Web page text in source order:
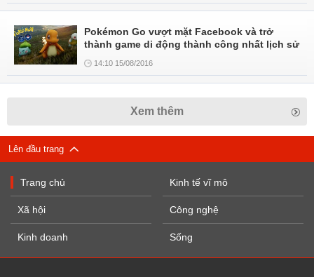
Pokémon Go vượt mặt Facebook và trở
thành game di động thành công nhất lịch sử
14:10 15/08/2016
Xem thêm
Lên đầu trang
Trang chủ
Xã hội
Kinh doanh
Kinh tế vĩ mô
Công nghệ
Sống